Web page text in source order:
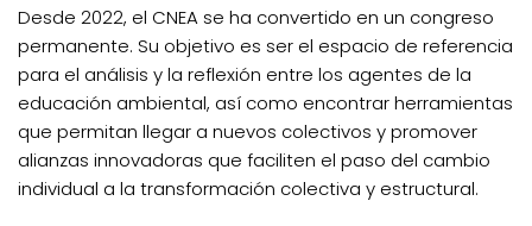
Desde 2022, el CNEA se ha convertido en un congreso
permanente. Su objetivo es ser el espacio de referencia
para el análisis y la reflexión entre los agentes de la
educación ambiental, así como encontrar herramientas
que permitan llegar a nuevos colectivos y promover
alianzas innovadoras que faciliten el paso del cambio
individual a la transformación colectiva y estructural.